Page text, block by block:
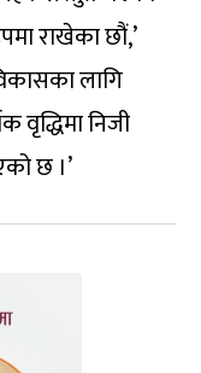
राखेका छौं,’
लागि
वृद्धिमा निजी
छ ।’